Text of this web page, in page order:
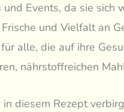
Events, da sie sich
und Vielfalt an
alle, die auf ihre
nährstoffreichen
diesem Rezept